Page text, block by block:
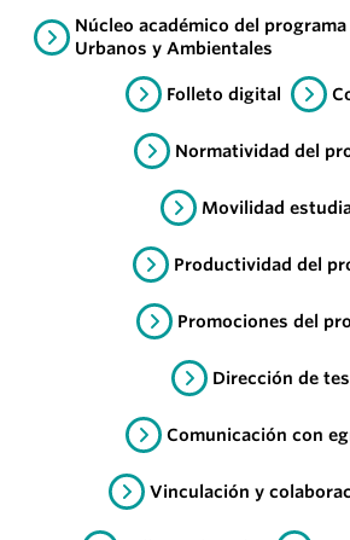
Núcleo académico del
Urbanos y Ambientales
Folleto digital
Normatividad del
Movilidad
Productividad del
Promociones del
Dirección de
Comunicación con
Vinculación y